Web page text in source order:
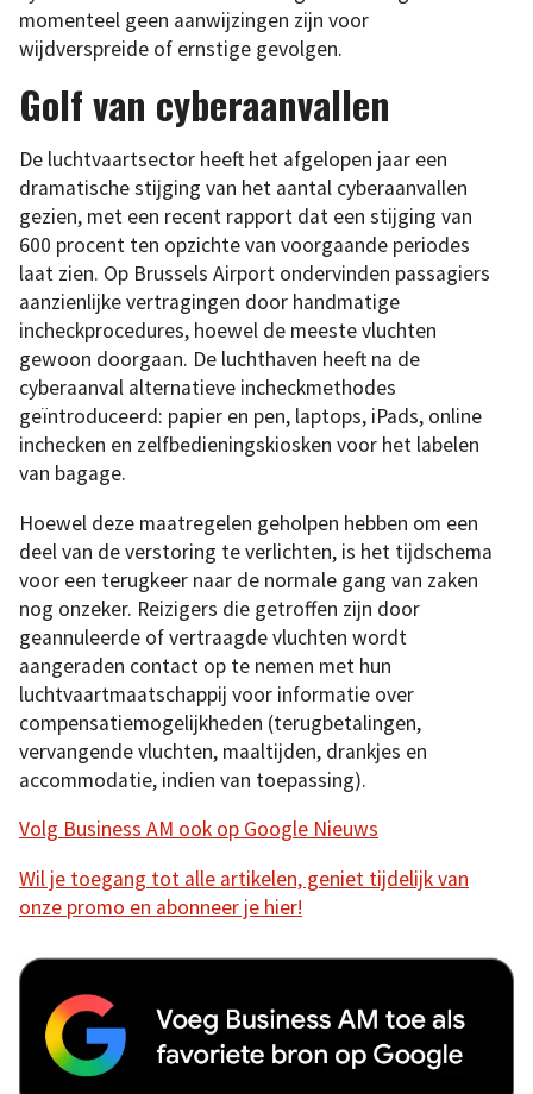
momenteel geen aanwijzingen zijn voor
wijdverspreide of ernstige gevolgen.
Golf van cyberaanvallen
De luchtvaartsector heeft het afgelopen jaar een
dramatische stijging van het aantal cyberaanvallen
gezien, met een recent rapport dat een stijging van
600 procent ten opzichte van voorgaande periodes
laat zien. Op Brussels Airport ondervinden passagiers
aanzienlijke vertragingen door handmatige
incheckprocedures, hoewel de meeste vluchten
gewoon doorgaan. De luchthaven heeft na de
cyberaanval alternatieve incheckmethodes
geïntroduceerd: papier en pen, laptops, iPads, online
inchecken en zelfbedieningskiosken voor het labelen
van bagage.
Hoewel deze maatregelen geholpen hebben om een
deel van de verstoring te verlichten, is het tijdschema
voor een terugkeer naar de normale gang van zaken
nog onzeker. Reizigers die getroffen zijn door
geannuleerde of vertraagde vluchten wordt
aangeraden contact op te nemen met hun
luchtvaartmaatschappij voor informatie over
compensatiemogelijkheden (terugbetalingen,
vervangende vluchten, maaltijden, drankjes en
accommodatie, indien van toepassing).
Volg Business AM ook op Google Nieuws
Wil je toegang tot alle artikelen, geniet tijdelijk van
onze promo en abonneer je hier!